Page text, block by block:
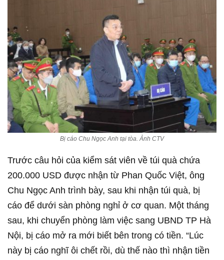
Bị cáo Chu Ngọc Anh tại tòa. Ảnh CTV
Trước câu hỏi của kiểm sát viên về túi quà chứa
200.000 USD được nhận từ Phan Quốc Việt, ông
Chu Ngọc Anh trình bày, sau khi nhận túi quà, bị
cáo để dưới sàn phòng nghỉ ở cơ quan. Một tháng
sau, khi chuyển phòng làm việc sang UBND TP Hà
Nội, bị cáo mở ra mới biết bên trong có tiền. “Lúc
này bị cáo nghĩ ôi chết rồi, dù thế nào thì nhận tiền